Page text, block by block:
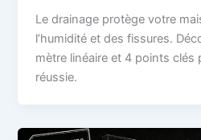
Le drainage protège votre
l’humidité et des fissures.
mètre linéaire et 4 points clés
réussie.